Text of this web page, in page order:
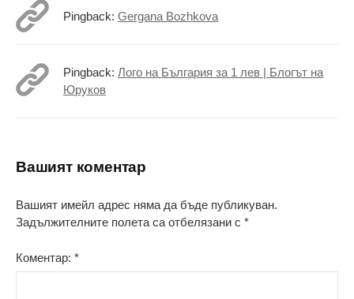
Pingback: Gergana Bozhkova
Pingback: Лого на България за 1 лев | Блогът на
Юруков
Вашият коментар
Вашият имейл адрес няма да бъде публикуван.
Задължителните полета са отбелязани с *
Коментар: *